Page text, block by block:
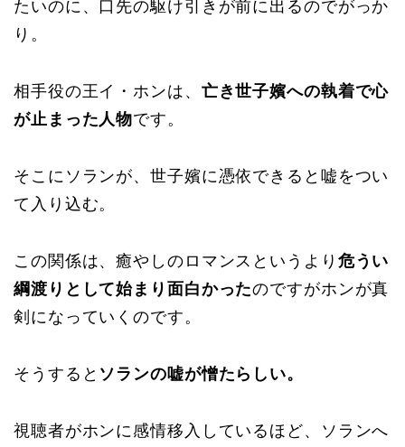
たいのに、口先の駆け引きが前に出るのでがっか
り。
相手役の王イ・ホンは、 亡き世子嬪への執着で心
が止まった人物です。
そこにソランが、世子嬪に憑依できると嘘をつい
て入り込む。
この関係は、癒やしのロマンスというより 危うい
綱渡りとして始まり面白かったのですがホンが真
剣になっていくのです。
そうすると ソランの嘘が憎たらしい。
視聴者がホンに感情移入しているほど、ソランへ